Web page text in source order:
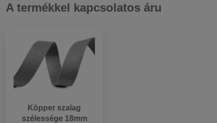
A termékkel kapcsolatos áru
Köpper szalag
szélessége 18mm